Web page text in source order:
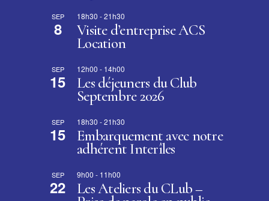
SEP
8
18h30 -21h30
Visite d’entreprise ACS
Location
SEP
15
12h00 - 14h00
Les déjeuners du Club
Septembre 2026
SEP
15
18h30 -21h30
Embarquement avec notre
adhérent Interîles
SEP
22
9h00 - 11h00
Les Ateliers du CLub –